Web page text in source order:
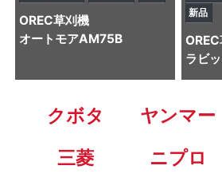
OREC草刈機
オートモアAM75B
新品
OREC
ラビ
クボタ ヤンマー
三菱
ニプロ